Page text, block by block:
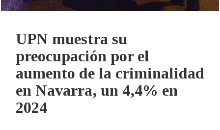
UPN muestra su
preocupación por el
aumento de la criminalidad
en Navarra, un 4,4% en
2024